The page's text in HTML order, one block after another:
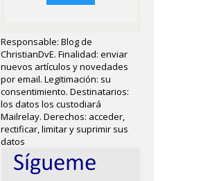
Responsable: Blog de
ChristianDvE. Finalidad: enviar
nuevos artículos y novedades
por email. Legitimación: su
consentimiento. Destinatarios:
los datos los custodiará
Mailrelay. Derechos: acceder,
rectificar, limitar y suprimir sus
datos